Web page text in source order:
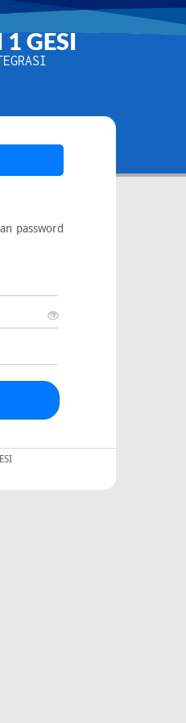
GESI
password